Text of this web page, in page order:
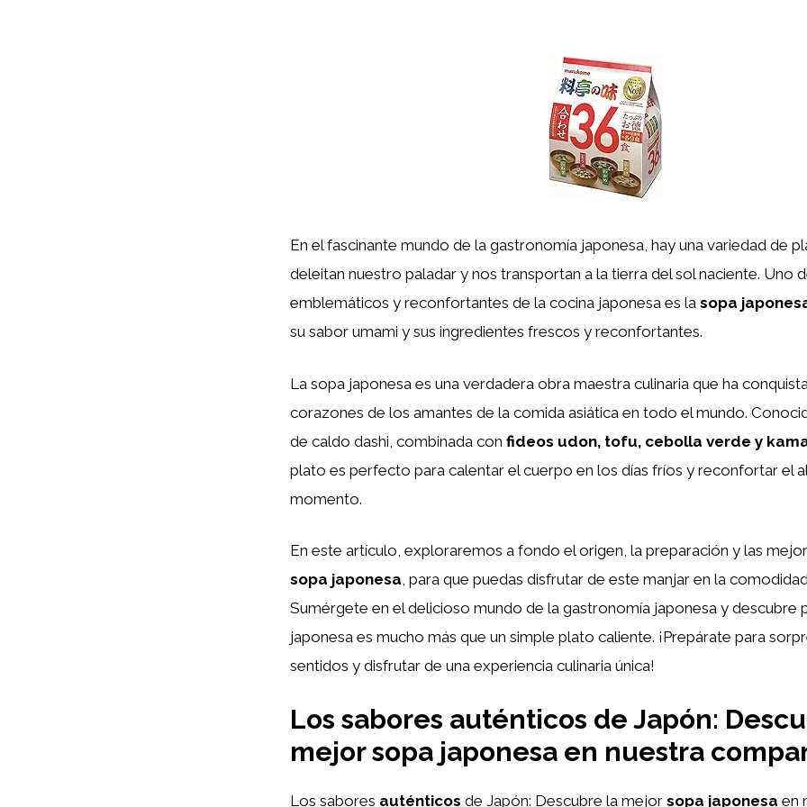
En el fascinante mundo de la gastronomía japonesa, hay una variedad de
deleitan nuestro paladar y nos transportan a la tierra del sol naciente. Uno
emblemáticos y reconfortantes de la cocina japonesa es la sopa
su sabor umami y sus ingredientes frescos y reconfortantes.
La sopa japonesa es una verdadera obra maestra culinaria que ha
corazones de los amantes de la comida asiática en todo el mundo.
de caldo dashi, combinada con fideos udon, tofu, cebolla verde y
plato es perfecto para calentar el cuerpo en los días fríos y reconfortar el
momento.
En este artículo, exploraremos a fondo el origen, la preparación y las
sopa japonesa, para que puedas disfrutar de este manjar en la
Sumérgete en el delicioso mundo de la gastronomía japonesa y descubre
japonesa es mucho más que un simple plato caliente. ¡Prepárate para
sentidos y disfrutar de una experiencia culinaria única!
Los sabores auténticos de Japón:
mejor sopa japonesa en nuestra
Los sabores auténticos de Japón: Descubre la mejor sopa japonesa en